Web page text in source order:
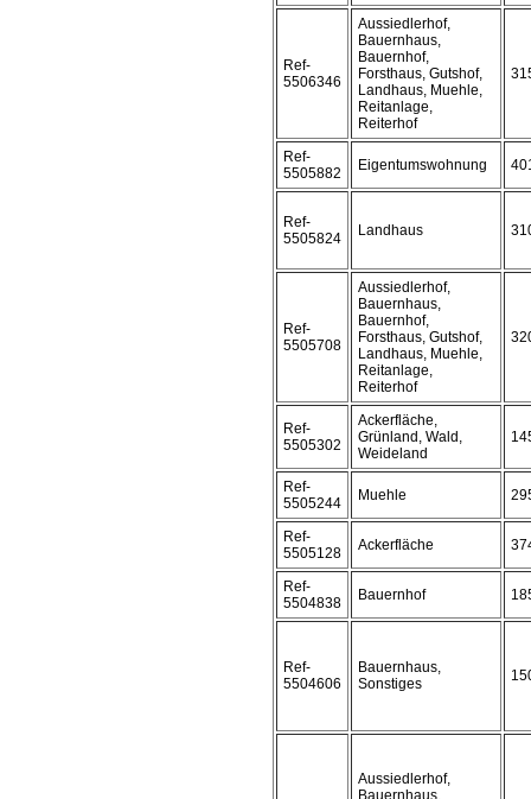
Ref-
5506346
Aussiedlerhof,
Bauernhaus,
Bauernhof,
Forsthaus, Gutshof,
Landhaus, Muehle,
Reitanlage,
Reiterhof
Ref-
5505882
Eigentumswohnung
Ref-
5505824
Landhaus
Ref-
5505708
Aussiedlerhof,
Bauernhaus,
Bauernhof,
Forsthaus, Gutshof,
Landhaus, Muehle,
Reitanlage,
Reiterhof
Ref-
5505302
Ackerfläche,
Grünland, Wald,
Weideland
Ref-
5505244
Muehle
Ref-
5505128
Ackerfläche
Ref-
5504838
Bauernhof
Ref-
5504606
Bauernhaus,
Sonstiges
Aussiedlerhof,
Bauernhaus,